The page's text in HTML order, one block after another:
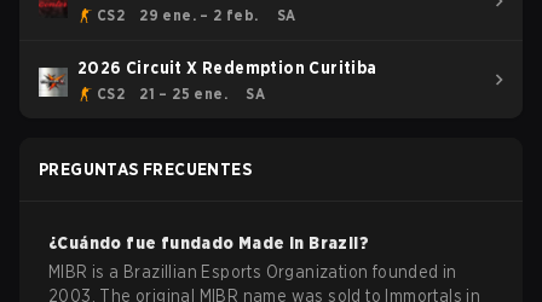
CS2 29 ene. – 2 feb. SA
2026 Circuit X Redemption Curitiba
CS2 21 – 25 ene. SA
PREGUNTAS FRECUENTES
¿Cuándo fue fundado Made in Brazil?
MIBR is a Brazillian Esports Organization founded in
2003. The original MIBR name was sold to Immortals in